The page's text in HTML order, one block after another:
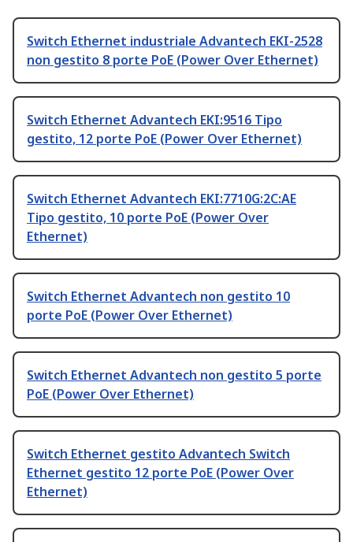
Switch Ethernet industriale Advantech EKI-2528
non gestito 8 porte PoE (Power Over Ethernet)
Switch Ethernet Advantech EKI:9516 Tipo
gestito, 12 porte PoE (Power Over Ethernet)
Switch Ethernet Advantech EKI:7710G:2C:AE
Tipo gestito, 10 porte PoE (Power Over
Ethernet)
Switch Ethernet Advantech non gestito 10
porte PoE (Power Over Ethernet)
Switch Ethernet Advantech non gestito 5 porte
PoE (Power Over Ethernet)
Switch Ethernet gestito Advantech Switch
Ethernet gestito 12 porte PoE (Power Over
Ethernet)